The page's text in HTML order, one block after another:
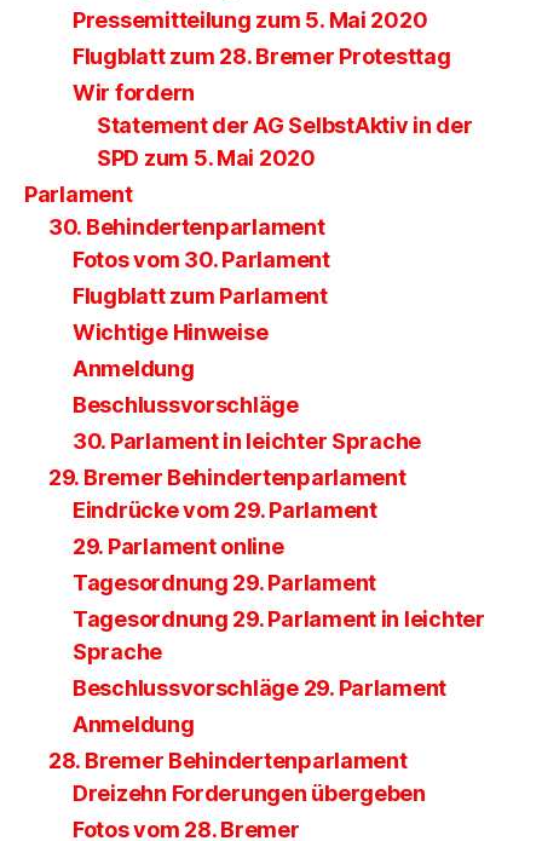
Pressemitteilung zum 5. Mai 2020
Flugblatt zum 28. Bremer Protesttag
Wir fordern
Statement der AG SelbstAktiv in der
SPD zum 5. Mai 2020
Parlament
30. Behindertenparlament
Fotos vom 30. Parlament
Flugblatt zum Parlament
Wichtige Hinweise
Anmeldung
Beschlussvorschläge
30. Parlament in leichter Sprache
29. Bremer Behindertenparlament
Eindrücke vom 29. Parlament
29. Parlament online
Tagesordnung 29. Parlament
Tagesordnung 29. Parlament in leichter
Sprache
Beschlussvorschläge 29. Parlament
Anmeldung
28. Bremer Behindertenparlament
Dreizehn Forderungen übergeben
Fotos vom 28. Bremer